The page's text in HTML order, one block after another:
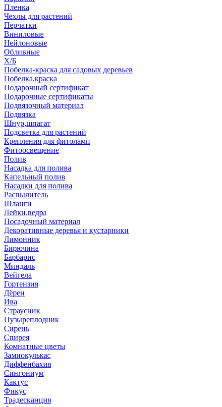
Пленка
Чехлы для растений
Перчатки
Виниловые
Нейлоновые
Обливные
Х/Б
Побелка-краска для садовых деревьев
Побелка,краска
Подарочный сертификат
Подарочные сертификаты
Подвязочный материал
Подвязка
Шнур,шпагат
Подсветка для растений
Крепления для фитоламп
Фитоосвещение
Полив
Насадка для полива
Капельный полив
Насадки для полива
Распылитель
Шланги
Лейки,ведра
Посадочный материал
Декоративные деревья и кустарники
Лимонник
Бирючина
Барбарис
Миндаль
Вейгела
Гортензия
Дёрен
Ива
Страусник
Пузыреплодник
Сирень
Спирея
Комнатные цветы
Замиокулькас
Диффенбахия
Сингониум
Кактус
Фикус
Традесканция